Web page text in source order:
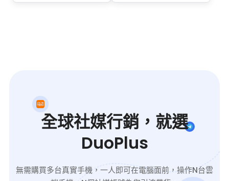
私聊、智能推薦與定位匹
理，助力跨境社交與約會
業務高效搭建多帳號運營
體系。
時運營不同伺服器和專
帳號交叉風險。
全球社媒行銷，就選
DuoPlus
無需購買多台真實手機，一人即可在電腦面前，操作N台雲